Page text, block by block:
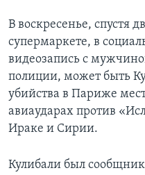
В воскресенье, спустя
супермаркете, в
видеозапись с
полиции, может быть
убийства в Париже
авиаударах против
Ираке и Сирии.
Кулибали был